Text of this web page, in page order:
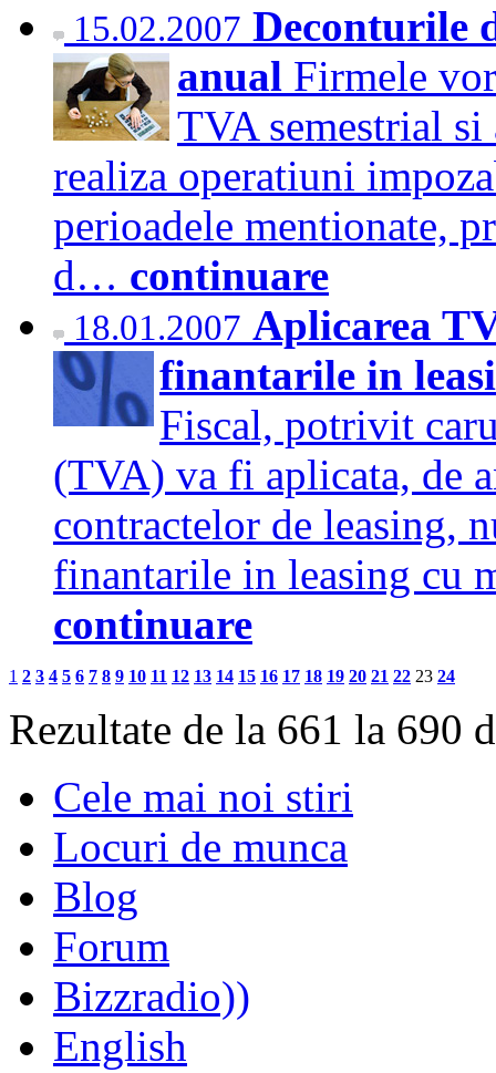
15.02.2007 Deconturile
anual Firmele
TVA semestrial si
realiza operatiuni
perioadele mentionate,
d… continuare
18.01.2007 Aplicarea
finantarile in
Fiscal, potrivit
(TVA) va fi aplicata, de
contractelor de leasing,
finantarile in leasing cu
continuare
1 2 3 4 5 6 7 8 9 10 11 12 13 14 15 16 17 18 19 20 21 22 23 24
Rezultate de la 661 la 690
Cele mai noi stiri
Locuri de munca
Blog
Forum
Bizzradio))
English